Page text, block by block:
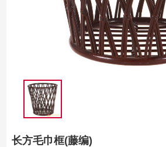
长方毛巾框(藤编)